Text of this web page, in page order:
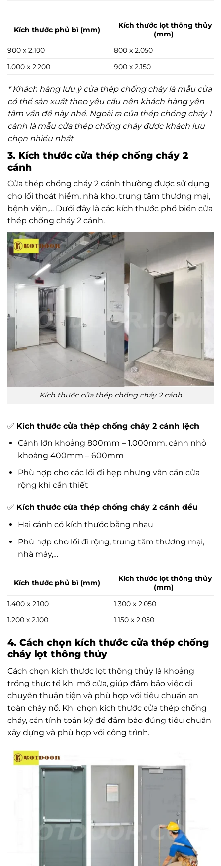
Kích thước phủ bì (mm)
Kích thước lọt thông thủy
(mm)
900 x 2.100
800 x 2.050
1.000 x 2.200
900 x 2.150
* Khách hàng lưu ý cửa thép chống cháy là mẫu cửa
có thể sản xuất theo yêu cầu nên khách hàng yên
tâm vấn đề này nhé. Ngoài ra cửa thép chống cháy 1
cánh là mẫu cửa thép chống cháy được khách lưu
chọn nhiều nhất.
3. Kích thước cửa thép chống cháy 2
cánh
Cửa thép chống cháy 2 cánh thường được sử dụng
cho lối thoát hiểm, nhà kho, trung tâm thương mại,
bệnh viện,… Dưới đây là các kích thước phổ biến cửa
thép chống cháy 2 cánh.
Kích thước cửa thép chống cháy 2 cánh
✅ Kích thước cửa thép chống cháy 2 cánh lệch
Cánh lớn khoảng 800mm – 1.000mm, cánh nhỏ
khoảng 400mm – 600mm
Phù hợp cho các lối đi hẹp nhưng vẫn cần cửa
rộng khi cần thiết
✅ Kích thước cửa thép chống cháy 2 cánh đều
Hai cánh có kích thước bằng nhau
Phù hợp cho lối đi rộng, trung tâm thương mại,
nhà máy,…
Kích thước phủ bì (mm)
Kích thước lọt thông thủy
(mm)
1.400 x 2.100
1.300 x 2.050
1.200 x 2.100
1.150 x 2.050
4. Cách chọn kích thước cửa thép chống
cháy lọt thông thủy
Cách chọn kích thươc lọt thông thủy là khoảng
trống thực tế khi mở cửa, giúp đảm bảo việc di
chuyển thuận tiện và phù hợp với tiêu chuẩn an
toàn cháy nổ. Khi chọn kích thước cửa thép chống
cháy, cần tính toán kỹ để đảm bảo đúng tiêu chuẩn
xây dựng và phù hợp với công trình.